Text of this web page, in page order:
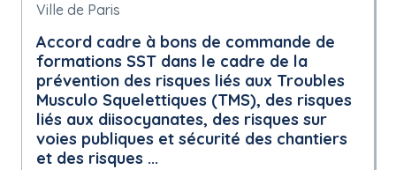
Ville de Paris
Accord cadre à bons de commande de
formations SST dans le cadre de la
prévention des risques liés aux Troubles
Musculo Squelettiques (TMS), des risques
liés aux diisocyanates, des risques sur
voies publiques et sécurité des chantiers
et des risques ...